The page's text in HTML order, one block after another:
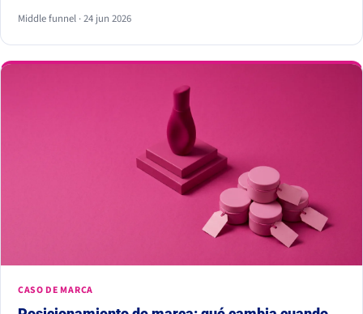
estadio. Eso sí, hay líneas que no se cruzan: usar los símbolos
oficiales de la FIFA puede salir muy caro.
Middle funnel · 24 jun 2026
CASO DE MARCA